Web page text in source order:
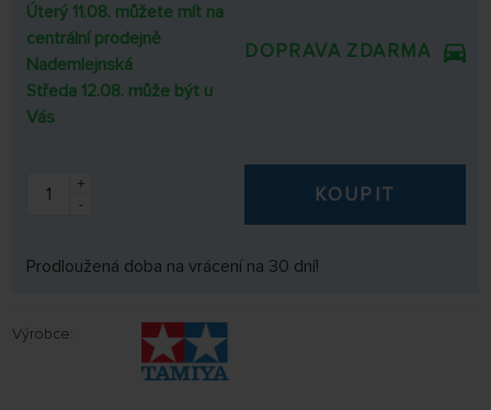
Úterý 11.08. můžete mít na
centrální prodejně
Nademlejnská
Středa 12.08. může být u
Vás
DOPRAVA ZDARMA
+
-
KOUPIT
Prodloužená doba na vrácení na 30 dní!
Výrobce: